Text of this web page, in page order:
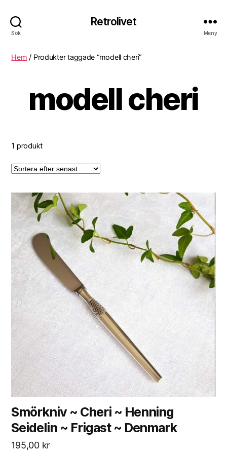
Sök
Retrolivet
Meny
Hem / Produkter taggade “modell cheri”
modell cheri
1 produkt
Smörkniv ~ Cheri ~ Henning
Seidelin ~ Frigast ~ Denmark
195,00 kr